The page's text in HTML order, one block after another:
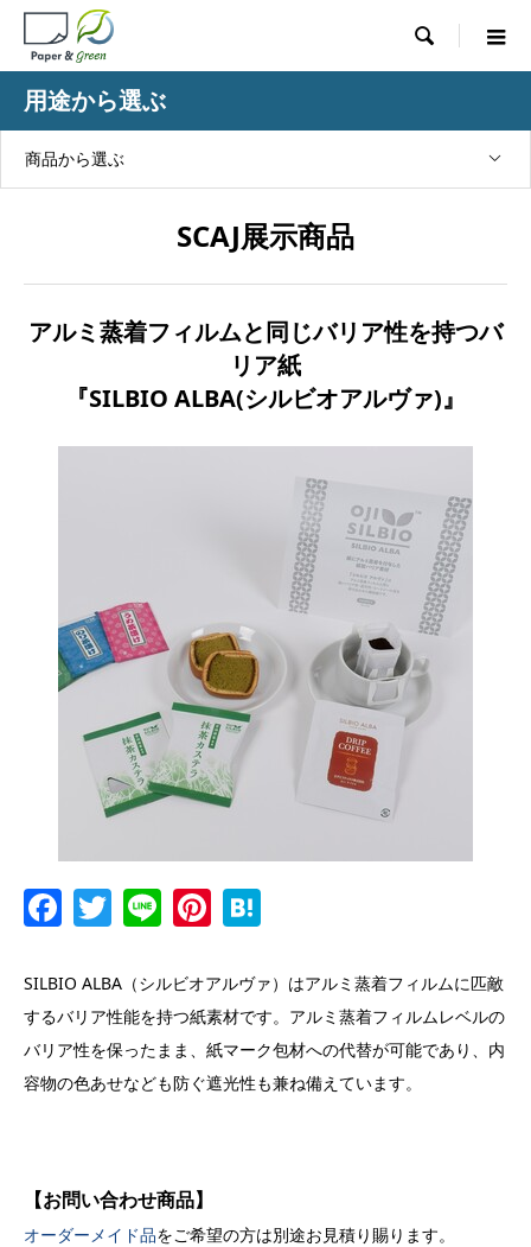

用途から選ぶ
商品から選ぶ
SCAJ展示商品
アルミ蒸着フィルムと同じバリア性を持つバ
リア紙
『SILBIO ALBA(シルビオアルヴァ)』
Facebook
Twitter
LinePinterest
SILBIO ALBA（シルビオアルヴァ）はアルミ蒸着フィルムに匹敵
するバリア性能を持つ紙素材です。アルミ蒸着フィルムレベルの
バリア性を保ったまま、紙マーク包材への代替が可能であり、内
容物の色あせなども防ぐ遮光性も兼ね備えています。
【お問い合わせ商品】
オーダーメイド品をご希望の方は別途お見積り賜ります。